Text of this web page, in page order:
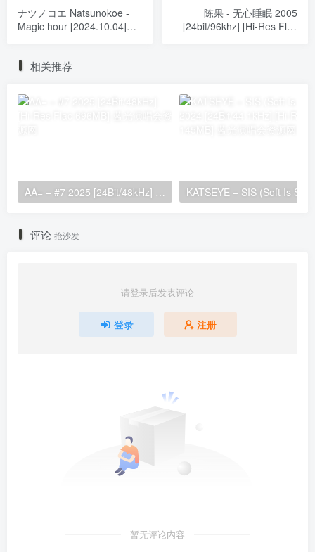
ナツノコエ Natsunokoe -
Magic hour [2024.10.04]
陈果 - 无心睡眠 2005
[24bit/96khz] [Hi-Res Flac
相关推荐
评论 抢沙发
请登录后发表评论
登录 注册
暂无评论内容